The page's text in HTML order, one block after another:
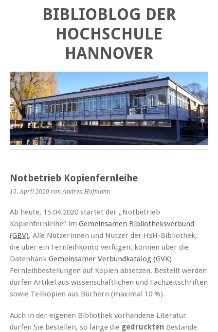
BIBLIOBLOG DER
HOCHSCHULE
HANNOVER
Notbetrieb Kopienfernleihe
15. April 2020 von Andrea Hofmann
Ab heute, 15.04.2020 startet der „Notbetrieb
Kopienfernleihe“ im Gemeinsamen Bibliotheksverbund
(GBV). Alle Nutzerinnen und Nutzer der HsH-Bibliothek,
die über ein Fernleihkonto verfügen, können über die
Datenbank Gemeinsamer Verbundkatalog (GVK)
Fernleihbestellungen auf Kopien absetzen. Bestellt werden
dürfen Artikel aus wissenschaftlichen und Fachzeitschriften
sowie Teilkopien aus Büchern (maximal 10 %).
Auch in der eigenen Bibliothek vorhandene Literatur
dürfen Sie bestellen, so lange die gedruckten Bestände